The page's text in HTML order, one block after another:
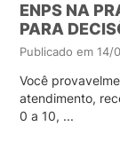
ENPS NA
PARA
Publicado em 14/
Você
atendimento,
0 a 10, ...